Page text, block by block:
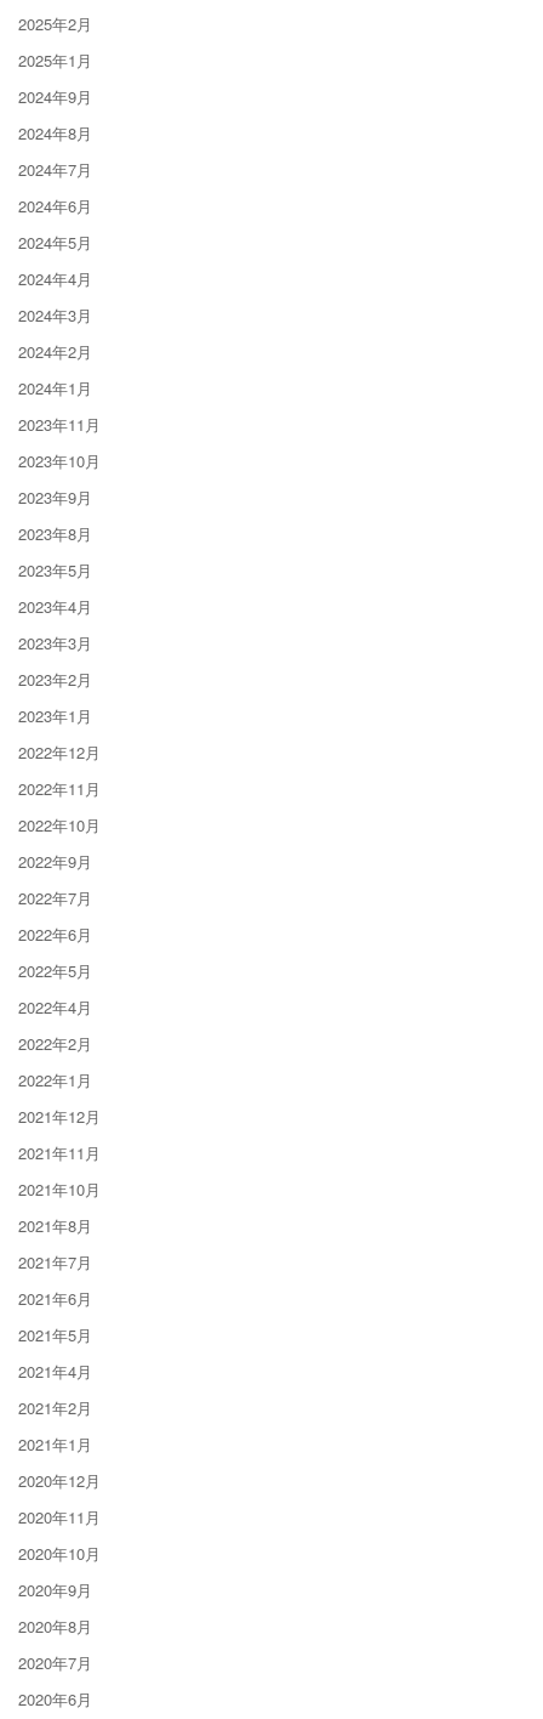
2025年2月
2025年1月
2024年9月
2024年8月
2024年7月
2024年6月
2024年5月
2024年4月
2024年3月
2024年2月
2024年1月
2023年11月
2023年10月
2023年9月
2023年8月
2023年5月
2023年4月
2023年3月
2023年2月
2023年1月
2022年12月
2022年11月
2022年10月
2022年9月
2022年7月
2022年6月
2022年5月
2022年4月
2022年2月
2022年1月
2021年12月
2021年11月
2021年10月
2021年8月
2021年7月
2021年6月
2021年5月
2021年4月
2021年2月
2021年1月
2020年12月
2020年11月
2020年10月
2020年9月
2020年8月
2020年7月
2020年6月